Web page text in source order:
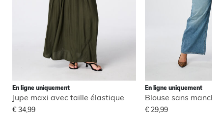
En ligne uniquement
Jupe maxi avec taille élastique
€ 34,99
En ligne uniquement
€ 29,99